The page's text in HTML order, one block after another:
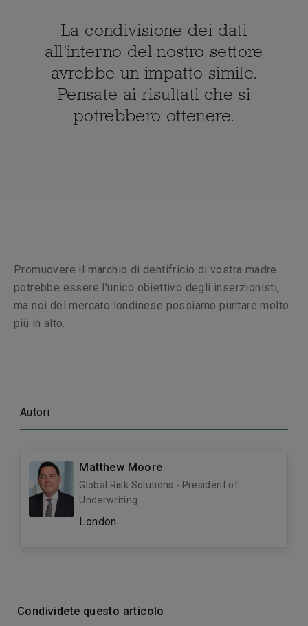
La condivisione dei dati
all'interno del nostro settore
avrebbe un impatto simile.
Pensate ai risultati che si
potrebbero ottenere.
Promuovere il marchio di dentifricio di vostra madre
potrebbe essere l'unico obiettivo degli inserzionisti,
ma noi del mercato londinese possiamo puntare molto
più in alto.
Autori
Matthew Moore
Global Risk Solutions - President of
Underwriting
London
Condividete questo articolo